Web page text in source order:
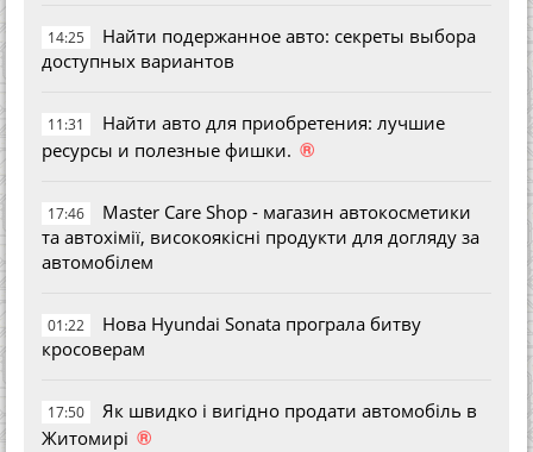
14:25
Найти подержанное авто: секреты выбора
доступных вариантов
11:31
Найти авто для приобретения: лучшие
ресурсы и полезные фишки. ®
17:46
Master Care Shop - магазин автокосметики
та автохімії, високоякісні продукти для догляду за
автомобілем
01:22
Нова Hyundai Sonata програла битву
кросоверам
17:50
Як швидко і вигідно продати автомобіль в
Житомирі ®